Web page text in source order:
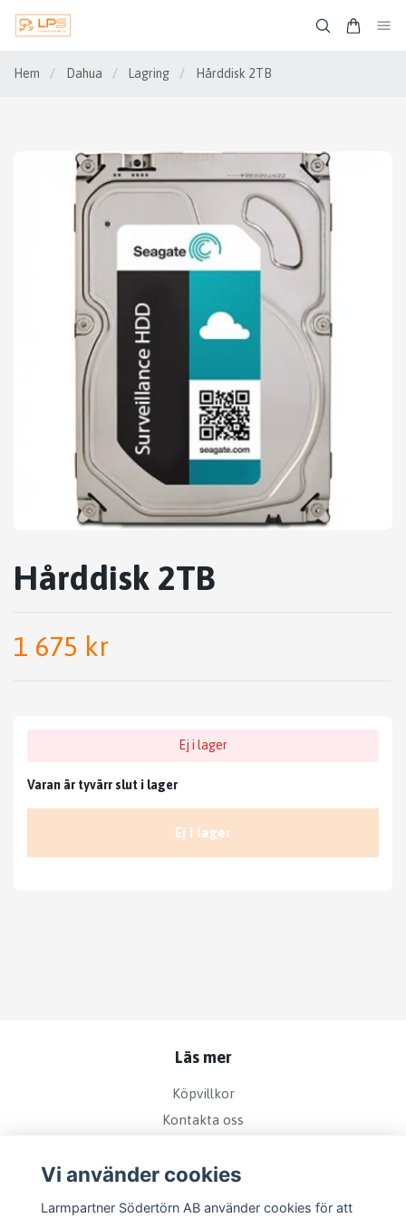
Hem / Dahua / Lagring / Hårddisk 2TB
Hårddisk 2TB
1 675 kr
Ej i lager
Varan är tyvärr slut i lager
Ej i lager
Läs mer
Köpvillkor
Kontakta oss
Sociala medier
Vi använder cookies
Larmpartner Södertörn AB använder cookies för att